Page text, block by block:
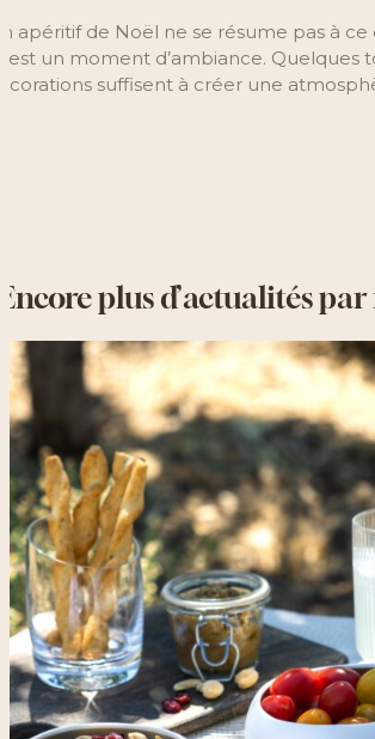
apéritif de Noël ne se résume pas à ce
un moment d’ambiance. Quelques
suffisent à créer une
plus d’actualités